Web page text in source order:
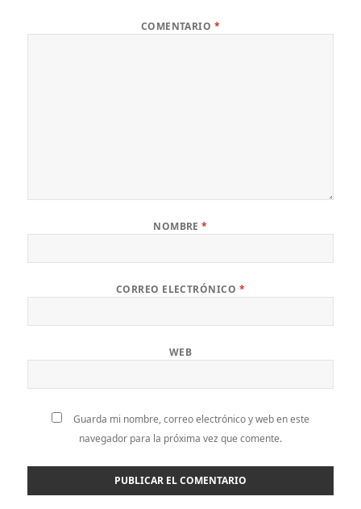
COMENTARIO *
NOMBRE*
CORREO ELECTRÓNICO *
WEB
Guarda mi nombre, correo electrónico y web en este
navegador para la próxima vez que comente.